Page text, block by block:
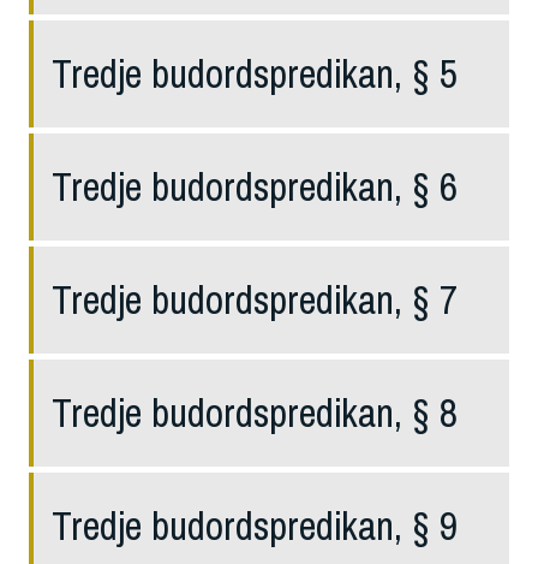
Tredje budordspredikan, § 5
Tredje budordspredikan, § 6
Tredje budordspredikan, § 7
Tredje budordspredikan, § 8
Tredje budordspredikan, § 9